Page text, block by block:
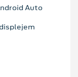
Auto